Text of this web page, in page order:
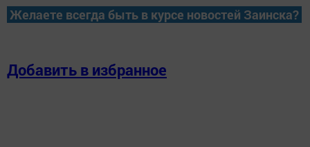
Желаете всегда быть в курсе новостей Заинска?
Добавить в избранное